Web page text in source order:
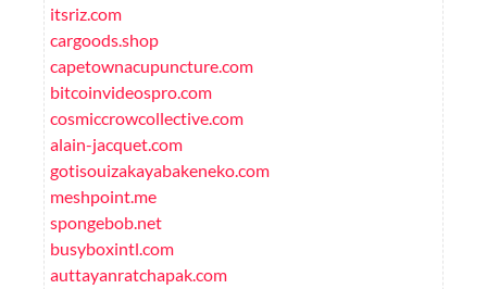
itsriz.com
cargoods.shop
capetownacupuncture.com
bitcoinvideospro.com
cosmiccrowcollective.com
alain-jacquet.com
gotisouizakayabakeneko.com
meshpoint.me
spongebob.net
busyboxintl.com
auttayanratchapak.com